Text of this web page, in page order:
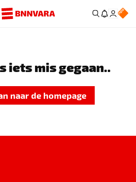
iets mis gegaan..
naar de homepage